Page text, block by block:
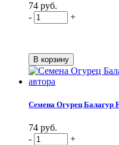
74 руб.
-
+
Семена Огурец Балагур
74 руб.
-
+